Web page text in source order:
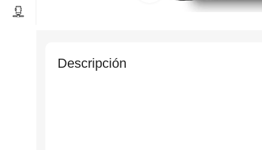
Descripción